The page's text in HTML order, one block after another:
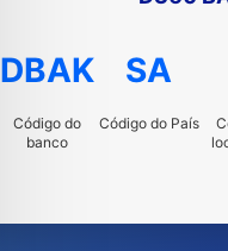
DBAK
Código do
banco
SA
Código do País